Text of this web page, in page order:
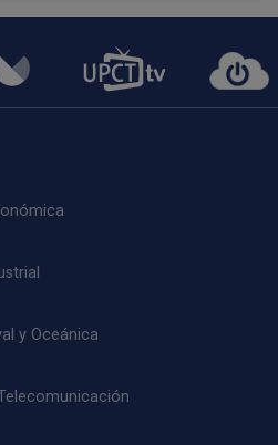
y Oceánica